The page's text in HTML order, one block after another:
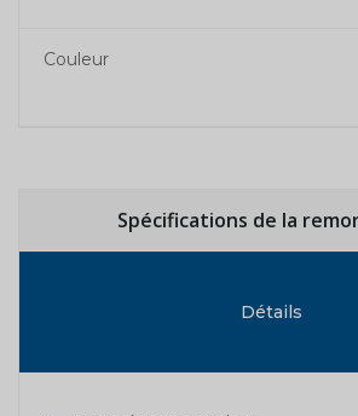
Couleur
Spécifications de la
Détails